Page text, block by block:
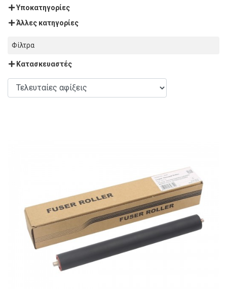
Υποκατηγορίες
Άλλες κατηγορίες
Φίλτρα
Κατασκευαστές